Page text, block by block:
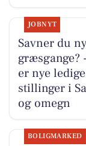
JOBNYT
Savner du
græsgange?
er nye ledige
stillinger i
og omegn
BOLIGMARKED